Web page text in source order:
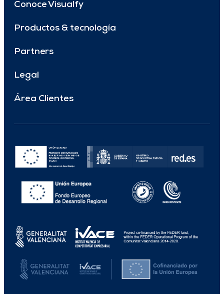
Conoce Visualfy
Productos & tecnología
Partners
Legal
Área Clientes